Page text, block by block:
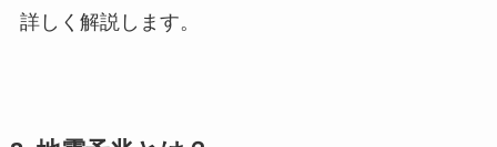
詳しく解説します。